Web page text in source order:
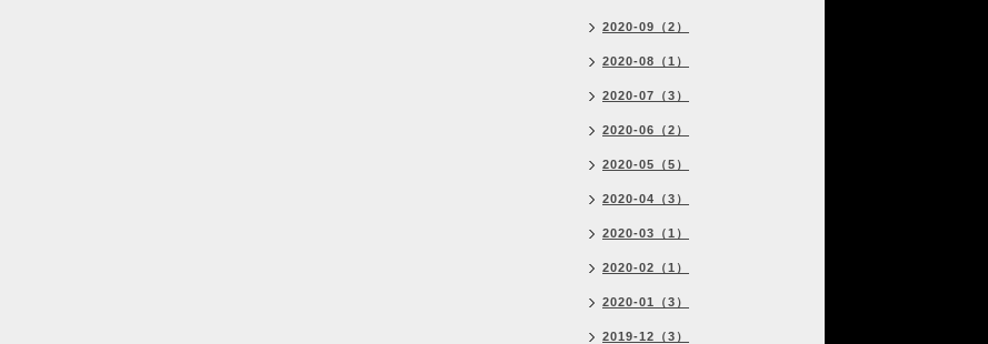
2020-09（2）
2020-08（1）
2020-07（3）
2020-06（2）
2020-05（5）
2020-04（3）
2020-03（1）
2020-02（1）
2020-01（3）
2019-12（3）